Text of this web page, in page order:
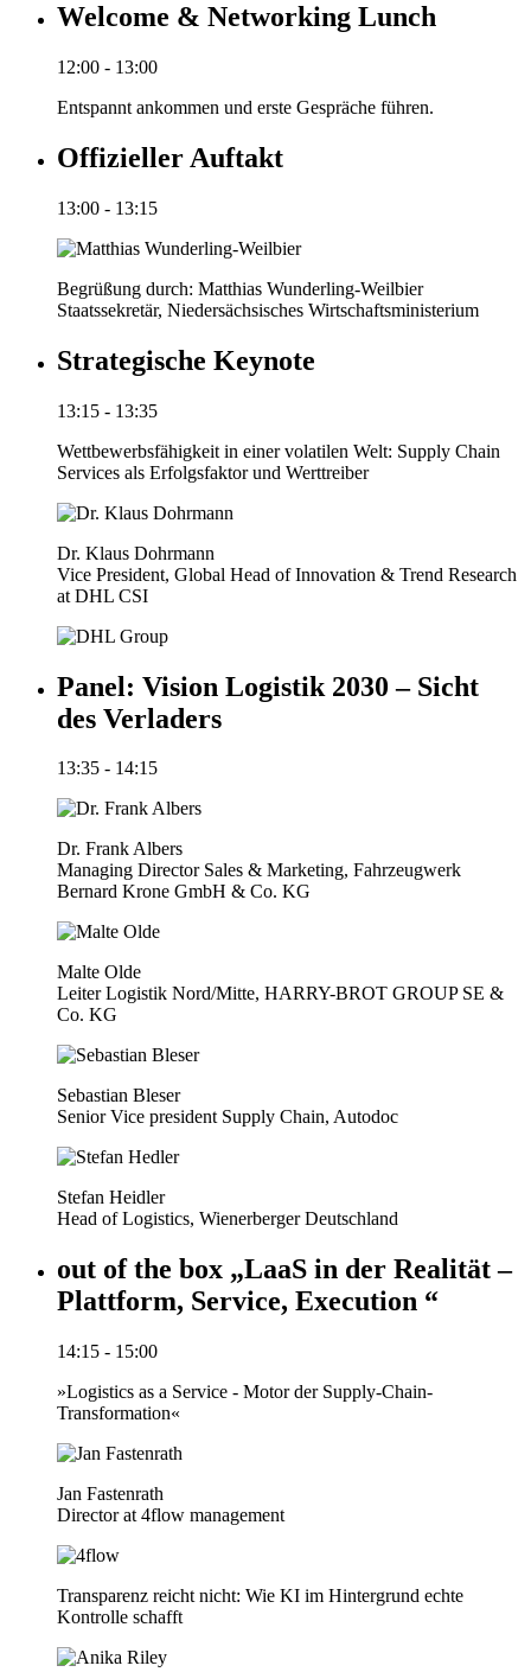
Welcome & Networking Lunch
12:00 - 13:00
Entspannt ankommen und erste Gespräche führen.
Offizieller Auftakt
13:00 - 13:15
Begrüßung durch: Matthias Wunderling-Weilbier
Staatssekretär, Niedersächsisches Wirtschaftsministerium
Strategische Keynote
13:15 - 13:35
Wettbewerbsfähigkeit in einer volatilen Welt: Supply Chain
Services als Erfolgsfaktor und Werttreiber
Dr. Klaus Dohrmann
Vice President, Global Head of Innovation & Trend Research
at DHL CSI
Panel: Vision Logistik 2030 – Sicht
des Verladers
13:35 - 14:15
Dr. Frank Albers
Managing Director Sales & Marketing, Fahrzeugwerk
Bernard Krone GmbH & Co. KG
Malte Olde
Leiter Logistik Nord/Mitte, HARRY-BROT GROUP SE &
Co. KG
Sebastian Bleser
Senior Vice president Supply Chain, Autodoc
Stefan Heidler
Head of Logistics, Wienerberger Deutschland
out of the box „LaaS in der Realität –
Plattform, Service, Execution “
14:15 - 15:00
»Logistics as a Service - Motor der Supply-Chain-
Transformation«
Jan Fastenrath
Director at 4flow management
Transparenz reicht nicht: Wie KI im Hintergrund echte
Kontrolle schafft